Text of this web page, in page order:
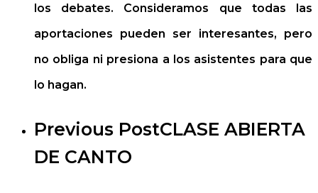
los debates. Consideramos que todas las
aportaciones pueden ser interesantes, pero
no obliga ni presiona a los asistentes para que
lo hagan.
Previous PostCLASE ABIERTA
DE CANTO